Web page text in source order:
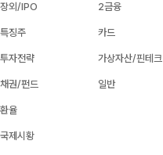
장외/IPO
특징주
투자전략
채권/펀드
환율
국제시황
2금융
카드
가상자산/핀테크
일반